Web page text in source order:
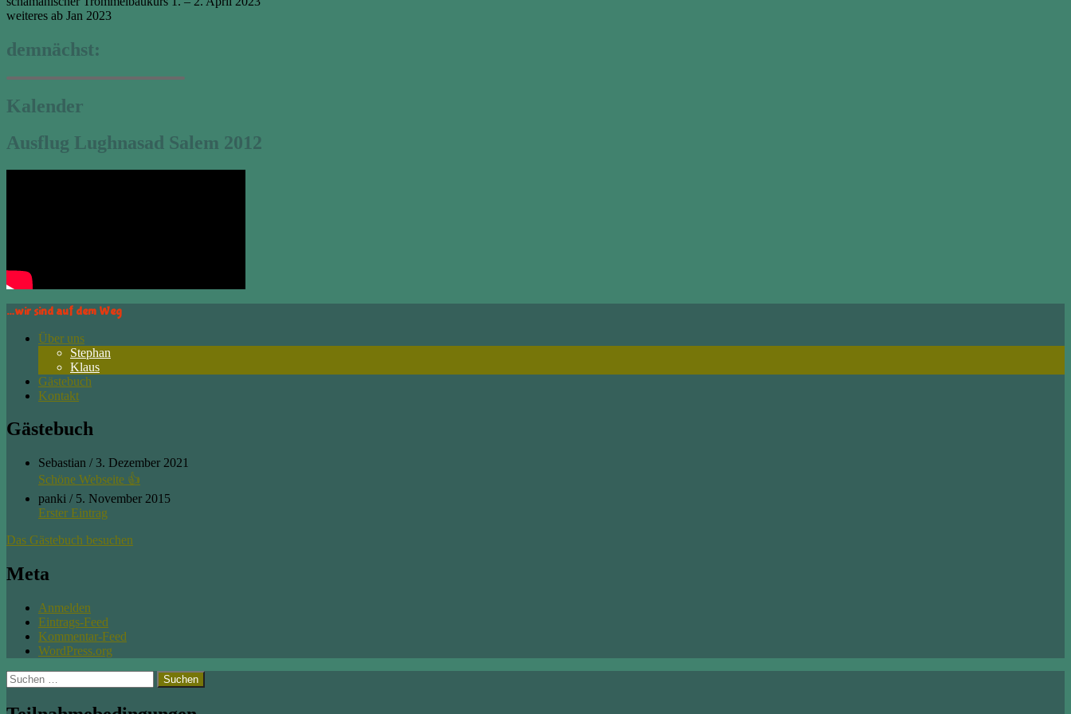
weiteres ab Jan 2023
demnächst:
Kalender
Ausflug Lughnasad Salem 2012
…wir sind auf dem Weg
Über uns
Stephan
Klaus
Gästebuch
Kontakt
Gästebuch
Sebastian / 3. Dezember 2021
Schöne Webseite 👍
panki / 5. November 2015
Erster Eintrag
Das Gästebuch besuchen
Meta
Anmelden
Eintrags-Feed
Kommentar-Feed
WordPress.org
Suchen
nach: